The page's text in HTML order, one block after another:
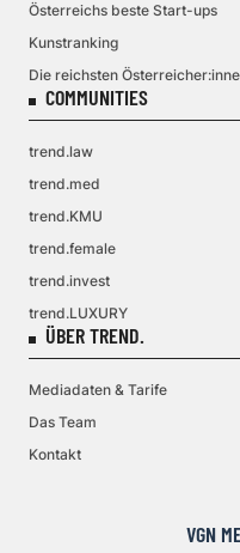
Österreichs beste Start-ups
Kunstranking
Die reichsten
COMMUNITIES
trend.law
trend.med
trend.KMU
trend.female
trend.invest
trend.LUXURY
ÜBER TREND.
Mediadaten & Tarife
Das Team
Kontakt
VGN